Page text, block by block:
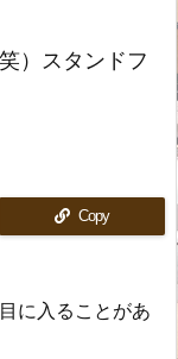
）スタンドフ
Copy
に入ることがあ